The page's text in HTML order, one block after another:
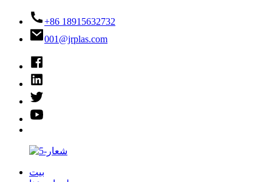
+86 18915632732
001@jrplas.com
بيت